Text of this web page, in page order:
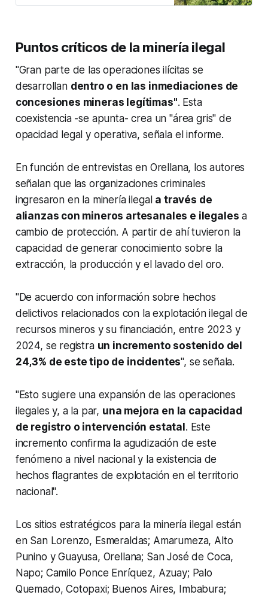
Puntos críticos de la minería ilegal
"Gran parte de las operaciones ilícitas se
desarrollan dentro o en las inmediaciones de
concesiones mineras legítimas". Esta
coexistencia -se apunta- crea un "área gris" de
opacidad legal y operativa, señala el informe.
En función de entrevistas en Orellana, los autores
señalan que las organizaciones criminales
ingresaron en la minería ilegal a través de
alianzas con mineros artesanales e ilegales a
cambio de protección. A partir de ahí tuvieron la
capacidad de generar conocimiento sobre la
extracción, la producción y el lavado del oro.
"De acuerdo con información sobre hechos
delictivos relacionados con la explotación ilegal de
recursos mineros y su financiación, entre 2023 y
2024, se registra un incremento sostenido del
24,3% de este tipo de incidentes", se señala.
"Esto sugiere una expansión de las operaciones
ilegales y, a la par, una mejora en la capacidad
de registro o intervención estatal. Este
incremento confirma la agudización de este
fenómeno a nivel nacional y la existencia de
hechos flagrantes de explotación en el territorio
nacional".
Los sitios estratégicos para la minería ilegal están
en San Lorenzo, Esmeraldas; Amarumeza, Alto
Punino y Guayusa, Orellana; San José de Coca,
Napo; Camilo Ponce Enríquez, Azuay; Palo
Quemado, Cotopaxi; Buenos Aires, Imbabura;